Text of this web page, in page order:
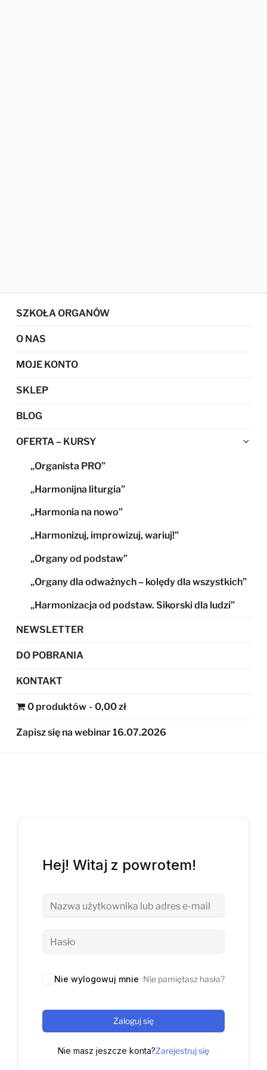
SZKOŁA ORGANÓW
O NAS
MOJE KONTO
SKLEP
BLOG
OFERTA – KURSY
„Organista PRO”
„Harmonijna liturgia”
„Harmonia na nowo”
„Harmonizuj, improwizuj, wariuj!”
„Organy od podstaw”
„Organy dla odważnych – kolędy dla wszystkich”
„Harmonizacja od podstaw. Sikorski dla ludzi”
NEWSLETTER
DO POBRANIA
KONTAKT
0 produktów 0,00 zł
Zapisz się na webinar 16.07.2026
Hej! Witaj z powrotem!
Nie wylogowuj mnie Nie pamiętasz hasła?
Zaloguj się
Nie masz jeszcze konta?Zarejestruj się